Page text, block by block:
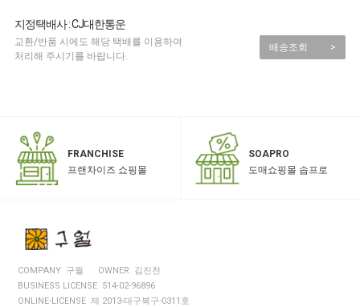
지정택배사 : CJ대한통운
교환/반품 시에도 해당 택배를 이용하여
처리해 주시기를 바랍니다.
배송조회 >
FRANCHISE
프랜차이즈 쇼핑몰
SOAPRO
도매쇼핑몰 솝프로
COMPANY 구월
OWNER 김진천
BUSINESS LICENSE 514-02-96896
ONLINE-LICENSE 제 2013-대구북구-0311호